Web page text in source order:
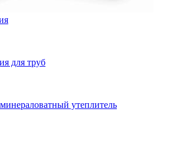
для труб
утеплитель